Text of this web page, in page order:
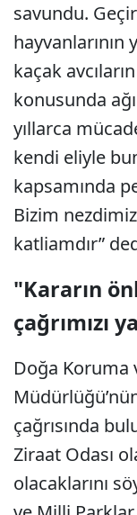
savundu.
hayvanlarının
kaçak
konusunda
yıllarca
kendi eliyle
kapsamında
Bizim
katliamdır”
"Kararın
çağrımızı
Doğa Koruma
çağrısında
Ziraat Odası
olacaklarını